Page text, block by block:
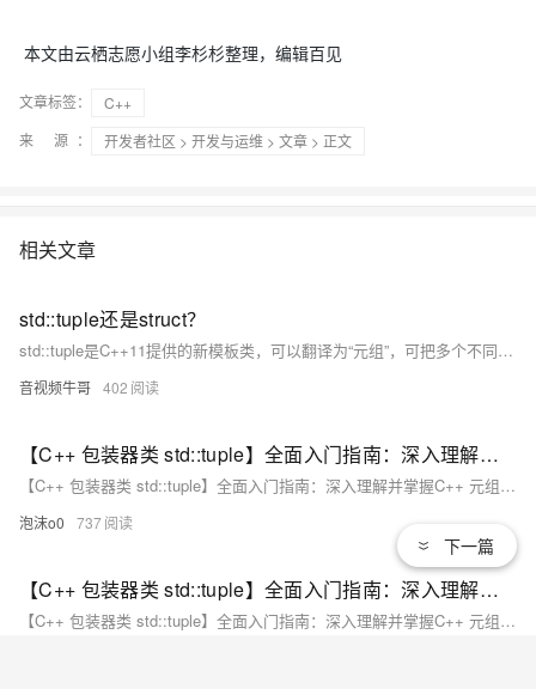
本文由云栖志愿小组李杉杉整理，编辑百见
文章标签：
C++
来 源：
开发者社区 > 开发与运维 > 文章 > 正文
相关文章
std::tuple还是struct？
std::tuple是C++11提供的新模板类，可以翻译为“元组”，可把多个不同类型的变量组合成一个对象。std::tuple可看做std::pair的泛化实现，std::pair包含两个元素，std::tuple 可以同时包含多个元素，它拥有 struct 的表现，但是无需定义实际的 struct，可用于一个函数返回多个值的场景下。
音视频牛哥 402
【C++ 包装器类 std::tuple】全面入门指南：深入理解并掌握C++ 元组 std::tuple 的实用技巧与应用（三）
【C++ 包装器类 std::tuple】全面入门指南：深入理解并掌握C++ 元组 std::tuple 的实用技巧与应用
泡沫o0 737
【C++ 包装器类 std::tuple】全面入门指南：深入理解并掌握C++ 元组 std::tuple 的实用技巧与应用（二）
【C++ 包装器类 std::tuple】全面入门指南：深入理解并掌握C++ 元组 std::tuple 的实用技巧与应用
下一篇